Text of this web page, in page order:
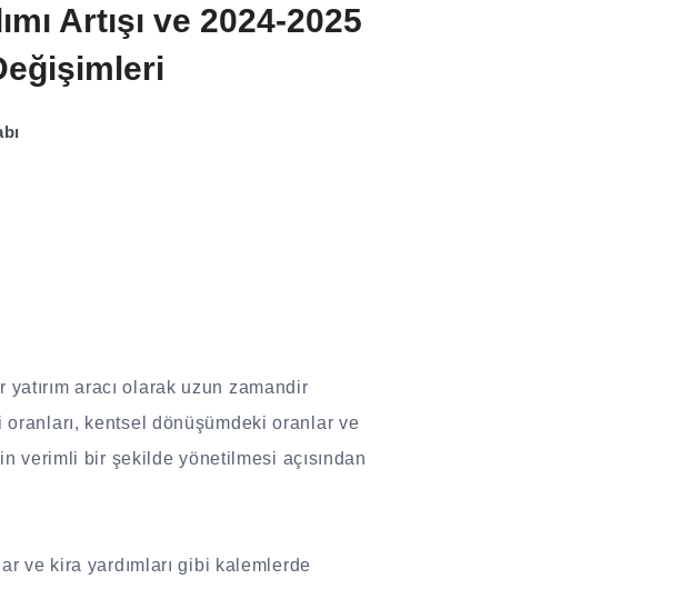
Artışı ve 2024-2025
yatırım aracı olarak uzun zamandir
oranları, kentsel dönüşümdeki oranlar ve
verimli bir şekilde yönetilmesi açısından
ve kira yardımları gibi kalemlerde